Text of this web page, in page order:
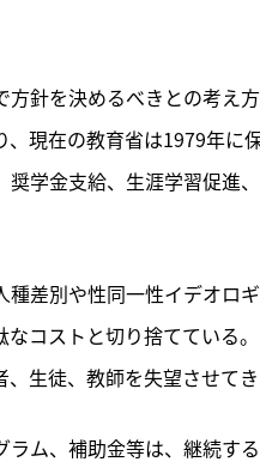
針を決めるべきとの考え
現在の教育省は1979年に
学金支給、生涯学習促進
差別や性同一性イデオロ
コストと切り捨てている
生徒、教師を失望させてき
ム、補助金等は、継続す